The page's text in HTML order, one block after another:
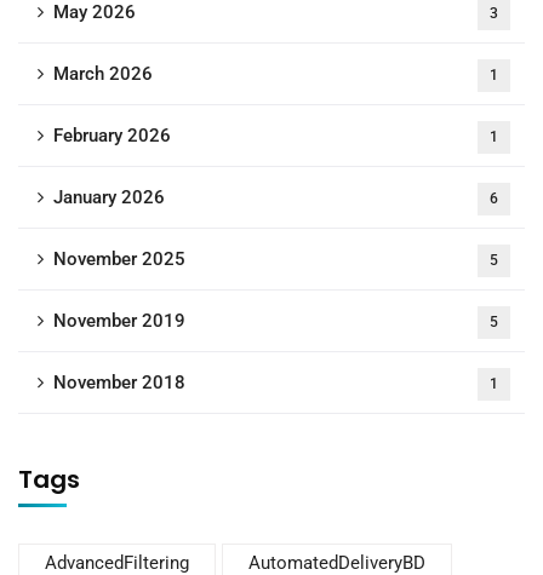
May 2026 3
March 2026 1
February 2026 1
January 2026 6
November 2025 5
November 2019 5
November 2018 1
Tags
AdvancedFiltering AutomatedDeliveryBD